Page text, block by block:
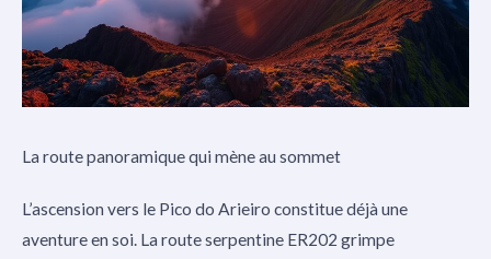
La route panoramique qui mène au sommet
L’ascension vers le Pico do Arieiro constitue déjà une
aventure en soi. La route serpentine ER202 grimpe